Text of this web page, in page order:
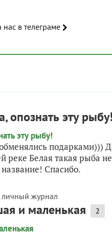
Подпишитесь на нас в телеграме
опознать эту рыбу!
подарками)))
Белая такая рыба
Спасибо.
личный журнал
и маленькая 2